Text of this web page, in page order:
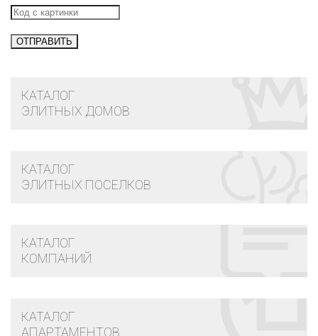
КАТАЛОГ
ЭЛИТНЫХ ДОМОВ
КАТАЛОГ
ЭЛИТНЫХ ПОСЕЛКОВ
КАТАЛОГ
КОМПАНИЙ
КАТАЛОГ
АПАРТАМЕНТОВ